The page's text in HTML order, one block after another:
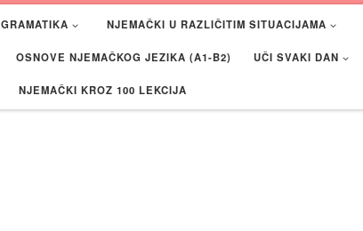
GRAMATIKA NJEMAČKI U RAZLIČITIM SITUACIJAMA
OSNOVE NJEMAČKOG JEZIKA (A1-B2) UČI SVAKI DAN
NJEMAČKI KROZ 100 LEKCIJA